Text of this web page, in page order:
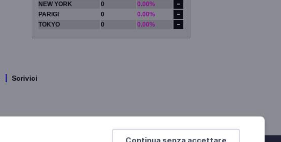
Continua senza accettare
NEW YORK
0
0.00%
PARIGI
0
0.00%
TOKYO
0 0.00%
Scrivici